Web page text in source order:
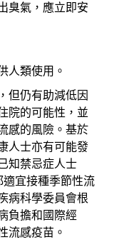
臭氣，應立即安
人類使用。
但仍有助減低因
院的可能性，並
感的風險。基於
人士亦有可能發
知禁忌症人士
宜接種季節性流
病科學委員會根
負擔和國際經
流感疫苗。